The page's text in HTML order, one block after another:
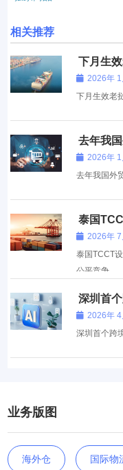
相关推荐
下月生
2026年 1
下月生效老
去年我
2026年 1
去年我国外
泰国
电商佣金
2026年 7
泰国TCCT
公平竞争
深圳首
牌 2026年 4
深圳首个跨
业务版图
海外仓 国际物